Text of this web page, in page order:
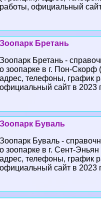
работы, официальный сайт
Зоопарк Бретань
Зоопарк Бретань -
о зоопарке в г. Пон-Скорф
адрес, телефоны, график
официальный сайт в 2023
Зоопарк Буваль
Зоопарк Буваль -
о зоопарке в г. Сент-
адрес, телефоны, график
официальный сайт в 2023